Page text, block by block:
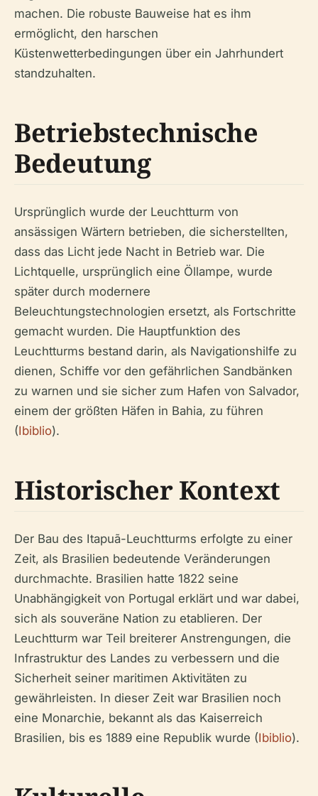
machen. Die robuste Bauweise hat es ihm
ermöglicht, den harschen
Küstenwetterbedingungen über ein Jahrhundert
standzuhalten.
Betriebstechnische
Bedeutung
Ursprünglich wurde der Leuchtturm von
ansässigen Wärtern betrieben, die sicherstellten,
dass das Licht jede Nacht in Betrieb war. Die
Lichtquelle, ursprünglich eine Öllampe, wurde
später durch modernere
Beleuchtungstechnologien ersetzt, als Fortschritte
gemacht wurden. Die Hauptfunktion des
Leuchtturms bestand darin, als Navigationshilfe zu
dienen, Schiffe vor den gefährlichen Sandbänken
zu warnen und sie sicher zum Hafen von Salvador,
einem der größten Häfen in Bahia, zu führen
(Ibiblio).
Historischer Kontext
Der Bau des Itapuã-Leuchtturms erfolgte zu einer
Zeit, als Brasilien bedeutende Veränderungen
durchmachte. Brasilien hatte 1822 seine
Unabhängigkeit von Portugal erklärt und war dabei,
sich als souveräne Nation zu etablieren. Der
Leuchtturm war Teil breiterer Anstrengungen, die
Infrastruktur des Landes zu verbessern und die
Sicherheit seiner maritimen Aktivitäten zu
gewährleisten. In dieser Zeit war Brasilien noch
eine Monarchie, bekannt als das Kaiserreich
Brasilien, bis es 1889 eine Republik wurde (Ibiblio).